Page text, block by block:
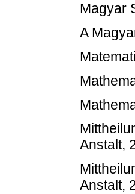
Magyar
A
Anstalt,
Anstalt,